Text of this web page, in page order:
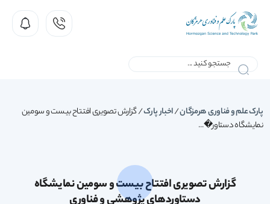
پارک علم و فناوری هرمزگان/اخبار پارک/گزارش تصویری افتتاح بیست و سومین
نمایشگاه دستاور�...
گزارش تصویری افتتاح بیست و سومین نمایشگاه
دستاوردهای پژوهشی و فناوری